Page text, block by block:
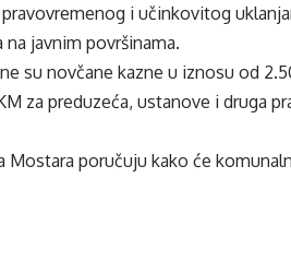
i učinkovitog
javnim površinama.
su novčane kazne u iznosu od
za preduzeća, ustanove i druga
Mostara poručuju kako će